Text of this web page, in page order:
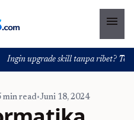
menu
Ingin upgrade skill tanpa ribet?
min read•Juni 18, 2024